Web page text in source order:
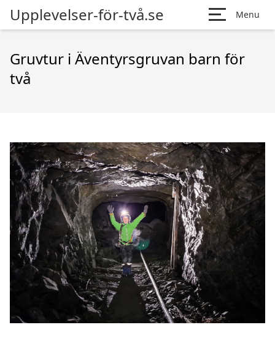
Upplevelser-för-två.se Menu
Gruvtur i Äventyrsgruvan barn för
två